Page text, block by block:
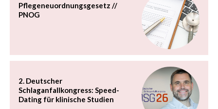
Pflegeneuordnungsgesetz //
PNOG
2. Deutscher
Schlaganfallkongress: Speed-
Dating für klinische Studien